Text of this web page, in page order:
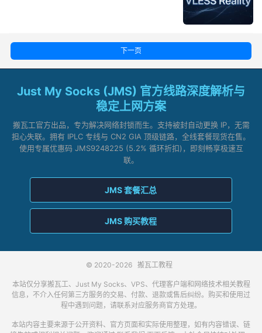
下一页
Just My Socks (JMS) 官方线路深度解析与
稳定上网方案
搬瓦工官方出品，专为解决网络封锁而生。支持被封自动更换 IP，无需
担心失联。拥有 IPLC 专线与 CN2 GIA 顶级链路，全线套餐现货在售。
使用专属优惠码 JMS9248225 (5.2% 循环折扣)，即刻畅享极速互
联。
JMS 套餐汇总
JMS 购买教程
© 2020-2026 搬瓦工教程
本站仅分享搬瓦工、Just My Socks、VPS、代理客户端和网络技术相关教程
信息，不介入任何第三方服务的交易、付款、退款或售后纠纷。购买和使用过
程中遇到问题，请联系对应服务商官方处理。
本站内容主要来源于公开资料、官方页面和实际使用整理，如有内容错误、链